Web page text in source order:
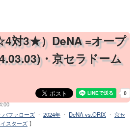
対3★）DeNA =オープ
・京セラドーム
バファローズ ・ 2024年 ・ DeNA vs.ORIX ・ 京セ
スターズ 】